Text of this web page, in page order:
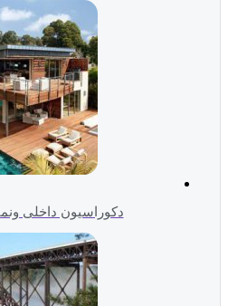
دکوراسیون داخلی